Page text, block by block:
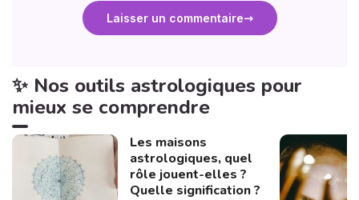
Laisser un commentaire
✨ Nos outils astrologiques pour
mieux se comprendre
Les maisons
astrologiques, quel
rôle jouent-elles ?
Quelle signification ?